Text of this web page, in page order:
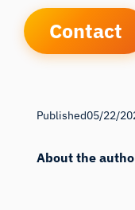
Contact
Published05/22/
About the